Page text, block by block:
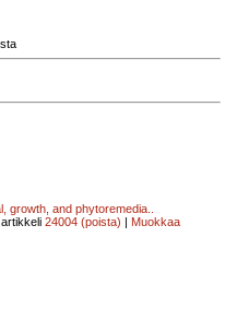
growth, and phytoremedia..
artikkeli 24004 (poista) | Muokkaa